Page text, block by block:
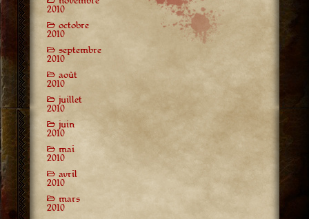
2010
octobre
2010
septembre
2010
août
2010
juillet
2010
juin
2010
mai
2010
avril
2010
mars
2010